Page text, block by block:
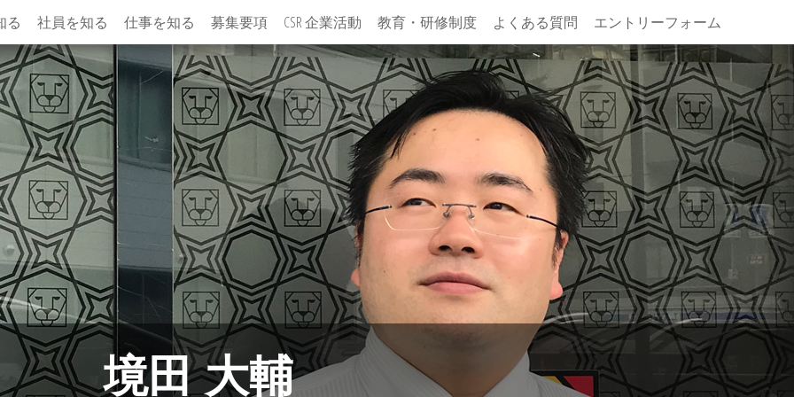
る 社員を知る 仕事を知る 募集要項 CSR 企業活動 教育・研修制度 よくある質問 エントリーフォーム
境田 大輔